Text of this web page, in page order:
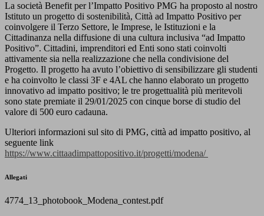
La società Benefit per l’Impatto Positivo PMG ha proposto al nostro
Istituto un progetto di sostenibilità, Città ad Impatto Positivo per
coinvolgere il Terzo Settore, le Imprese, le Istituzioni e la
Cittadinanza nella diffusione di una cultura inclusiva “ad Impatto
Positivo”. Cittadini, imprenditori ed Enti sono stati coinvolti
attivamente sia nella realizzazione che nella condivisione del
Progetto. Il progetto ha avuto l’obiettivo di sensibilizzare gli studenti
e ha coinvolto le classi 3F e 4AL che hanno elaborato un progetto
innovativo ad impatto positivo; le tre progettualità più meritevoli
sono state premiate il 29/01/2025 con cinque borse di studio del
valore di 500 euro cadauna.
Ulteriori informazioni sul sito di PMG, città ad impatto positivo, al
seguente link
https://www.cittaadimpattopositivo.it/progetti/modena/
Allegati
4774_13_photobook_Modena_contest.pdf